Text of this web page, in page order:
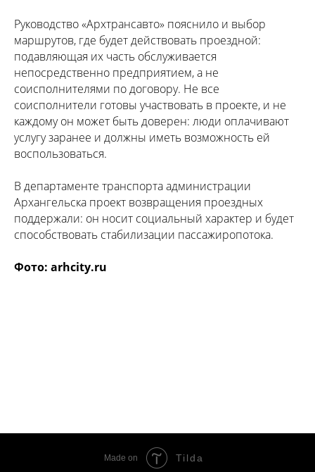
Руководство «Архтрансавто» пояснило и выбор
маршрутов, где будет действовать проездной:
подавляющая их часть обслуживается
непосредственно предприятием, а не
соисполнителями по договору. Не все
соисполнители готовы участвовать в проекте, и не
каждому он может быть доверен: люди оплачивают
услугу заранее и должны иметь возможность ей
воспользоваться.
В департаменте транспорта администрации
Архангельска проект возвращения проездных
поддержали: он носит социальный характер и будет
способствовать стабилизации пассажиропотока.
Фото: arhcity.ru
Made on Tilda